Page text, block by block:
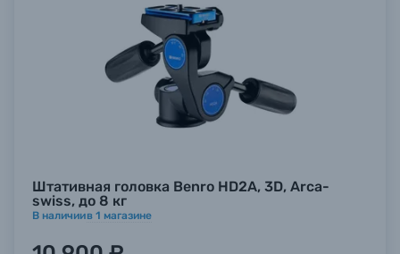
Штативная головка Benro HD2A, 3D, Arca-
swiss, до 8 кг
В наличиив 1 магазине